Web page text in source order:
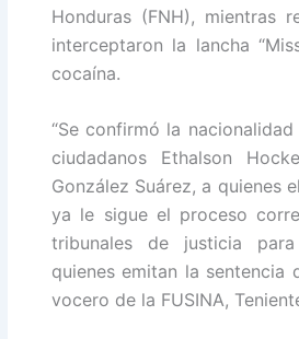
Honduras (FNH), mientras
interceptaron la lancha
cocaína.
“Se confirmó la
ciudadanos Ethalson
González Suárez, a quienes
ya le sigue el proceso
tribunales de justicia
quienes emitan la sentencia
vocero de la FUSINA,